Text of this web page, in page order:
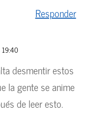
Responder
19:40
desmentir estos
la gente se anime
de leer esto.